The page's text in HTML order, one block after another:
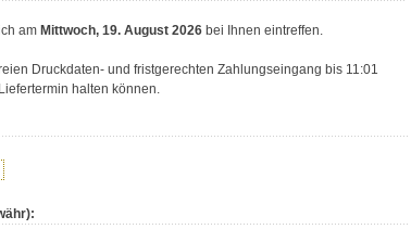
am Mittwoch, 19. August 2026 bei Ihnen eintreffen.
Druckdaten- und fristgerechten Zahlungseingang bis 11:01
halten können.